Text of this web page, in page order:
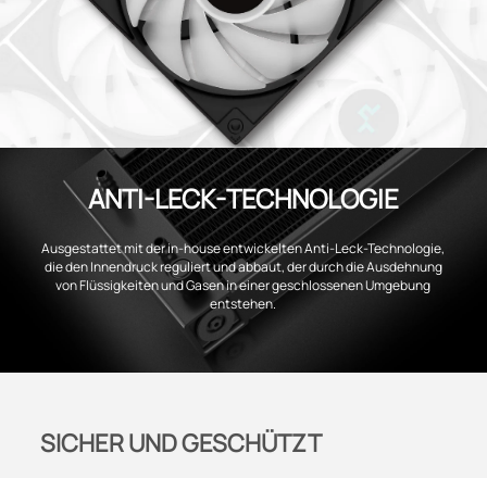
ANTI-LECK-TECHNOLOGIE
Ausgestattet mit der in-house entwickelten Anti-Leck-Technologie,
die den Innendruck reguliert und abbaut, der durch die Ausdehnung
von Flüssigkeiten und Gasen in einer geschlossenen Umgebung
entstehen.
SICHER UND GESCHÜTZT